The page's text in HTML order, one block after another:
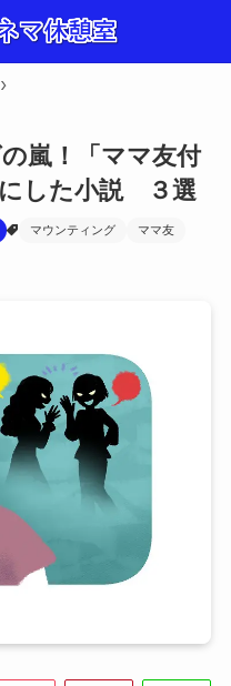
嵐！「ママ友付
した小説 ３選
マウンティング ママ友